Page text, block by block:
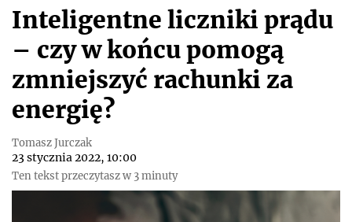
Inteligentne liczniki prądu
– czy w końcu pomogą
zmniejszyć rachunki za
energię?
Tomasz Jurczak
23 stycznia 2022, 10:00
Ten tekst przeczytasz w 3 minuty